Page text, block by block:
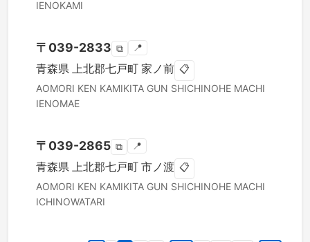
IENOKAMI
〒 039-2833 ⧉ 📍
青森県 上北郡七戸町 家ノ前 📋
AOMORI KEN KAMIKITA GUN SHICHINOHE MACHI
IENOMAE
〒 039-2865 ⧉ 📍
青森県 上北郡七戸町 市ノ渡 📋
AOMORI KEN KAMIKITA GUN SHICHINOHE MACHI
ICHINOWATARI